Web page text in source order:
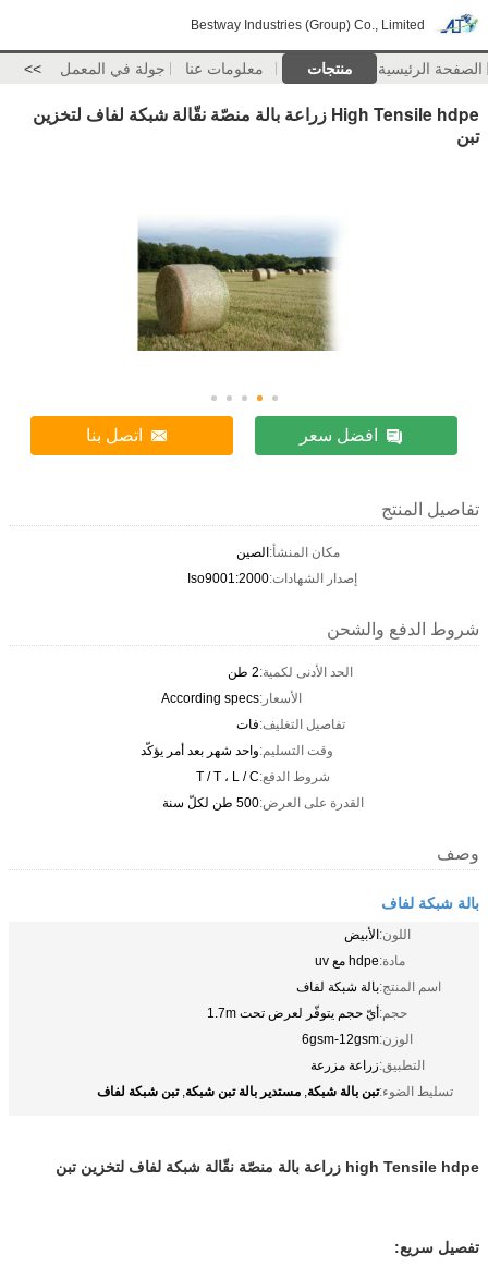
Bestway Industries (Group) Co., Limited
الصفحة الرئيسية منتجات معلومات عنا جولة في المعمل >>
High Tensile hdpe زراعة بالة منصّة نقّالة شبكة لفاف لتخزين
تبن
افضل سعر اتصل بنا
تفاصيل المنتج
مكان المنشأ:الصين
إصدار الشهادات:Iso9001:2000
شروط الدفع والشحن
الحد الأدنى لكمية:2 طن
الأسعار:According specs
تفاصيل التغليف:فات
وقت التسليم:واحد شهر بعد أمر يؤكّد
شروط الدفع:T / T ، L / C
القدرة على العرض:500 طن لكلّ سنة
وصف
بالة شبكة لفاف
اللون:الأبيض
مادة:hdpe مع uv
اسم المنتج:بالة شبكة لفاف
حجم:أيّ حجم يتوفّر لعرض تحت 1.7m
الوزن:6gsm-12gsm
التطبيق:زراعة مزرعة
تسليط الضوء:تبن بالة شبكة, مستدير بالة تبن شبكة,تبن شبكة لفاف
high Tensile hdpe زراعة بالة منصّة نقّالة شبكة لفاف لتخزين تبن
تفصيل سريع: